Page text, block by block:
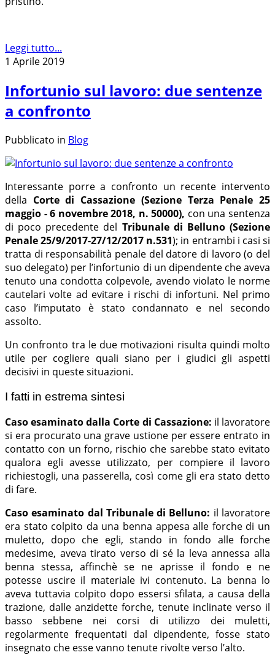
Leggi tutto...
1 Aprile 2019
Infortunio sul lavoro: due sentenze
a confronto
Pubblicato in Blog
Interessante porre a confronto un recente intervento
della Corte di Cassazione (Sezione Terza Penale 25
maggio - 6 novembre 2018, n. 50000), con una sentenza
di poco precedente del Tribunale di Belluno (Sezione
Penale 25/9/2017-27/12/2017 n.531); in entrambi i casi si
tratta di responsabilità penale del datore di lavoro (o del
suo delegato) per l’infortunio di un dipendente che aveva
tenuto una condotta colpevole, avendo violato le norme
cautelari volte ad evitare i rischi di infortuni. Nel primo
caso l’imputato è stato condannato e nel secondo
assolto.
Un confronto tra le due motivazioni risulta quindi molto
utile per cogliere quali siano per i giudici gli aspetti
decisivi in queste situazioni.
I fatti in estrema sintesi
Caso esaminato dalla Corte di Cassazione: il lavoratore
si era procurato una grave ustione per essere entrato in
contatto con un forno, rischio che sarebbe stato evitato
qualora egli avesse utilizzato, per compiere il lavoro
richiestogli, una passerella, così come gli era stato detto
di fare.
Caso esaminato dal Tribunale di Belluno: il lavoratore
era stato colpito da una benna appesa alle forche di un
muletto, dopo che egli, stando in fondo alle forche
medesime, aveva tirato verso di sé la leva annessa alla
benna stessa, affinchè se ne aprisse il fondo e ne
potesse uscire il materiale ivi contenuto. La benna lo
aveva tuttavia colpito dopo essersi sfilata, a causa della
trazione, dalle anzidette forche, tenute inclinate verso il
basso sebbene nei corsi di utilizzo dei muletti,
regolarmente frequentati dal dipendente, fosse stato
insegnato che esse vanno tenute rivolte verso l’alto.